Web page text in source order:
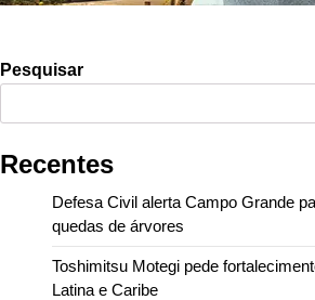
Pesquisar
Recentes
Defesa Civil alerta Campo Grande
quedas de árvores
Toshimitsu Motegi pede
Latina e Caribe